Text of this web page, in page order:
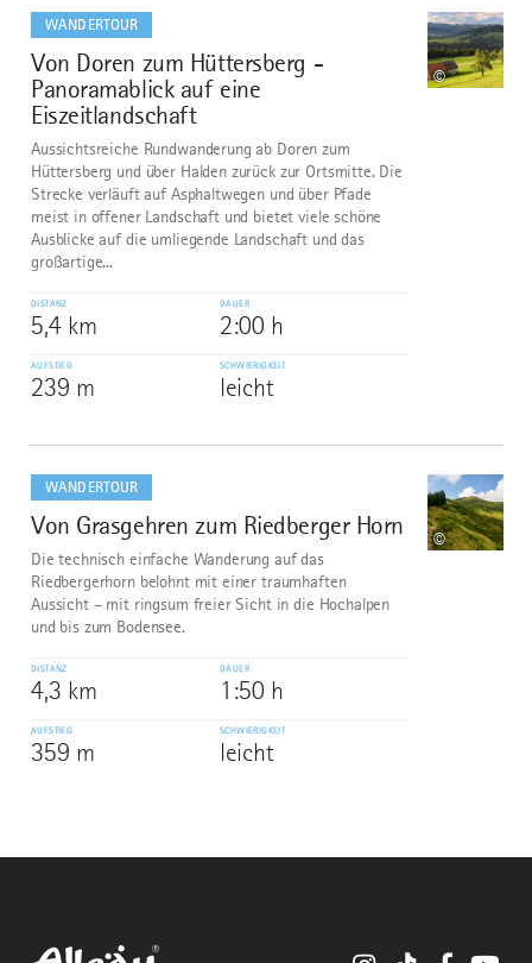
WANDERTOUR
9
Von Doren zum Hüttersberg -
Panoramablick auf eine
Eiszeitlandschaft
©
Aussichtsreiche Rundwanderung ab Doren zum
Hüttersberg und über Halden zurück zur Ortsmitte. Die
Strecke verläuft auf Asphaltwegen und über Pfade
meist in offener Landschaft und bietet viele schöne
Ausblicke auf die umliegende Landschaft und das
großartige...
DISTANZ
5,4 km
DAUER
2:00 h
AUFSTIEG
239 m
SCHWIERIGKEIT
leicht
dazu
WANDERTOUR
10
Von Grasgehren zum Riedberger Horn
©
Die technisch einfache Wanderung auf das
Riedbergerhorn belohnt mit einer traumhaften
Aussicht – mit ringsum freier Sicht in die Hochalpen
und bis zum Bodensee.
DISTANZ
4,3 km
DAUER
1:50 h
AUFSTIEG
359 m
SCHWIERIGKEIT
leicht
dazu